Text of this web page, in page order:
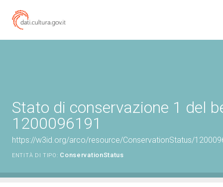
Stato di conservazione 1 del
1200096191
https://w3id.org/arco/resource/ConservationStatus/
ENTITÀ DI TIPO: ConservationStatus